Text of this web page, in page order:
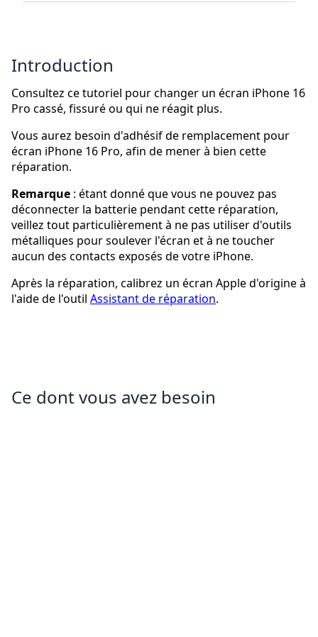
Introduction
Consultez ce tutoriel pour changer un écran iPhone 16
Pro cassé, fissuré ou qui ne réagit plus.
Vous aurez besoin d'adhésif de remplacement pour
écran iPhone 16 Pro, afin de mener à bien cette
réparation.
Remarque : étant donné que vous ne pouvez pas
déconnecter la batterie pendant cette réparation,
veillez tout particulièrement à ne pas utiliser d'outils
métalliques pour soulever l'écran et à ne toucher
aucun des contacts exposés de votre iPhone.
Après la réparation, calibrez un écran Apple d'origine à
l'aide de l'outil Assistant de réparation.
Ce dont vous avez besoin